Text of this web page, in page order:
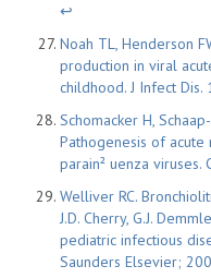
↩
Noah TL, Henderson
production in viral
childhood. J Infect Dis.
Schomacker H,
Pathogenesis of acute
parain² uenza
Welliver RC.
J.D. Cherry, G.J.
pediatric infectious
Saunders Elsevier;